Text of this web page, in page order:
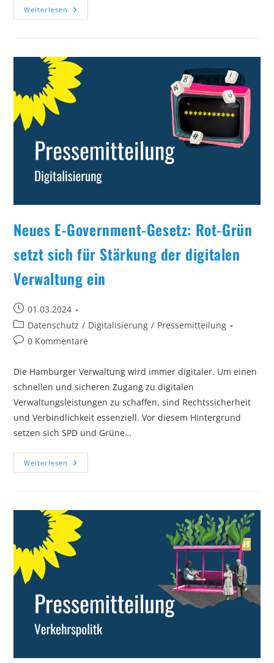
Weiterlesen Highspeed
Beim
Weg
Zur
Gigabit-
City
Neues E-Government-Gesetz: Rot-Grün
setzt sich für Stärkung der digitalen
Verwaltung ein
Beitrag
veröffentlicht:
01.03.2024
Beitrags-
Kategorie:
Datenschutz / Digitalisierung / Pressemitteilung
Beitrags-
0 Kommentare
Die Hamburger Verwaltung wird immer digitaler. Um einen
schnellen und sicheren Zugang zu digitalen
Verwaltungsleistungen zu schaffen, sind Rechtssicherheit
und Verbindlichkeit essenziell. Vor diesem Hintergrund
setzen sich SPD und Grüne…
Weiterlesen Neues
E-
Setzt
Sich
Für
Stärkung
Der
Digitalen